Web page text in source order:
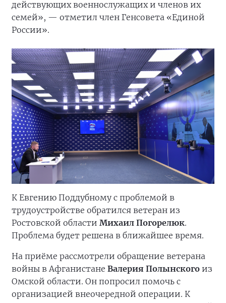
действующих военнослужащих и членов их
семей», — отметил член Генсовета «Единой
России».
К Евгению Поддубному с проблемой в
трудоустройстве обратился ветеран из
Ростовской области Михаил Погорелюк.
Проблема будет решена в ближайшее время.
На приёме рассмотрели обращение ветерана
войны в Афганистане Валерия Полынского из
Омской области. Он попросил помочь с
организацией внеочередной операции. К